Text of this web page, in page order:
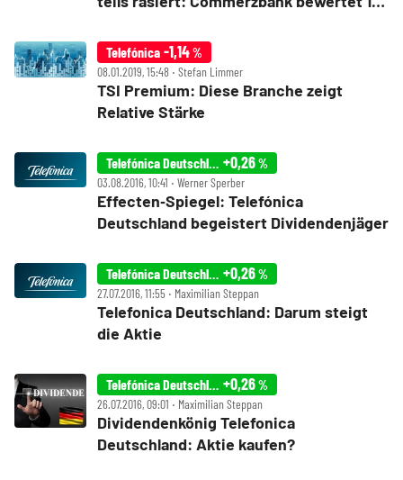
Deutschland und Tele Columbus neu
Telefónica -1,14%
08.01.2019, 15:48 ‧ Stefan Limmer
TSI Premium: Diese Branche zeigt
Relative Stärke
Telefónica Deutschland +0,26%
03.08.2016, 10:41 ‧ Werner Sperber
Effecten‑Spiegel: Telefónica
Deutschland begeistert Dividendenjäger
Telefónica Deutschland +0,26%
27.07.2016, 11:55 ‧ Maximilian Steppan
Telefonica Deutschland: Darum steigt
die Aktie
Telefónica Deutschland +0,26%
26.07.2016, 09:01 ‧ Maximilian Steppan
Dividendenkönig Telefonica
Deutschland: Aktie kaufen?